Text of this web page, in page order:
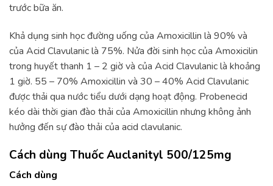
trước bữa ăn.
Khả dụng sinh học đường uống của Amoxicillin là 90% và
của Acid Clavulanic là 75%. Nửa đời sinh học của Amoxicilin
trong huyết thanh 1 – 2 giờ và của Acid Clavulanic là khoảng
1 giờ. 55 – 70% Amoxicillin và 30 – 40% Acid Clavulanic
được thải qua nước tiểu dưới dạng hoạt động. Probenecid
kéo dài thời gian đào thải của Amoxicillin nhưng không ảnh
hưởng đến sự đào thải của acid clavulanic.
Cách dùng Thuốc Auclanityl 500/125mg
Cách dùng